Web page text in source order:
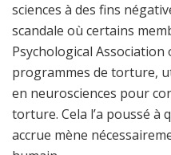
sciences à des fins
scandale où certains
Psychological
programmes de torture,
en neurosciences pour
torture. Cela l’a poussé
accrue mène